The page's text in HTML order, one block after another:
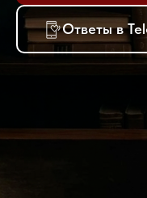
Ответы в